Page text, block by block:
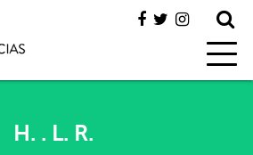
H. . L. R.